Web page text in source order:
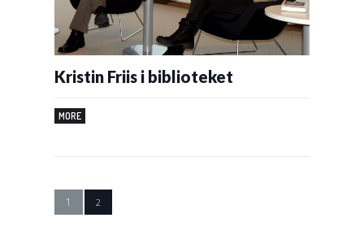
Kristin Friis i biblioteket
MORE
1 2